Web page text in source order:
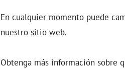
En cualquier momento puede
nuestro sitio web.
Obtenga más información sobre